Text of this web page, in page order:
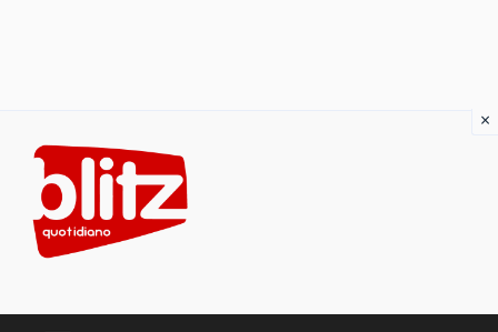
content
×